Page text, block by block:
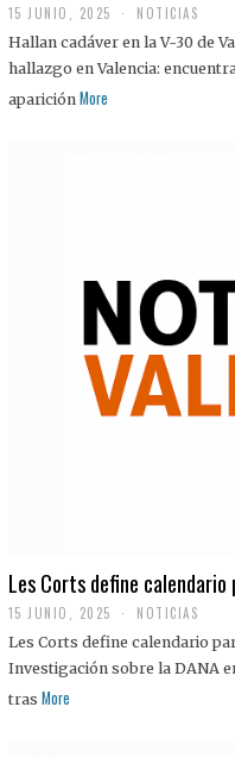
15 JUNIO, 2025 NOTICIAS
Hallan cadáver en la V-30 de
hallazgo en Valencia:
aparición More
Les Corts define
15 JUNIO, 2025 NOTICIAS
Les Corts define calendario
Investigación sobre la DANA
tras More